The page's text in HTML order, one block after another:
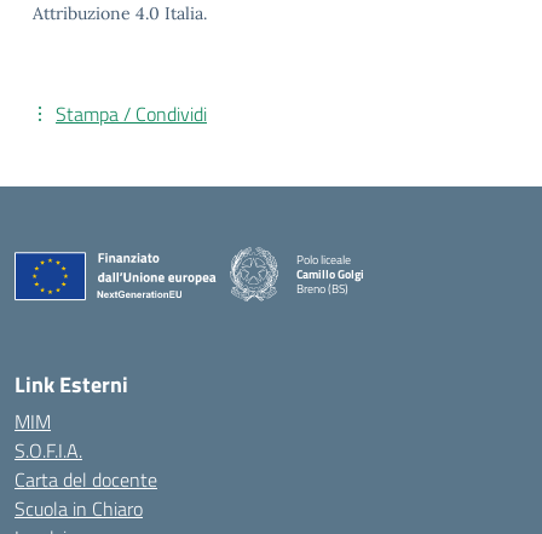
Attribuzione 4.0 Italia.
Stampa / Condividi
Polo liceale
Camillo Golgi
Breno (BS)
Link Esterni
MIM
S.O.F.I.A.
Carta del docente
Scuola in Chiaro